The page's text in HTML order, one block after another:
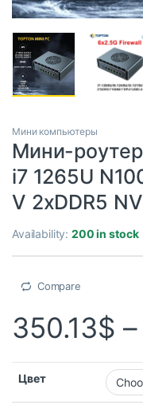
Мини компьютеры
Мини-
i7 1265U
V 2xDDR5
Availability:200 in stock
Compare
350.13$ –
Цвет